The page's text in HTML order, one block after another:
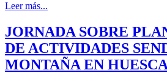
Leer más...
JORNADA SOBRE
DE ACTIVIDADES
MONTAÑA EN HUESCA